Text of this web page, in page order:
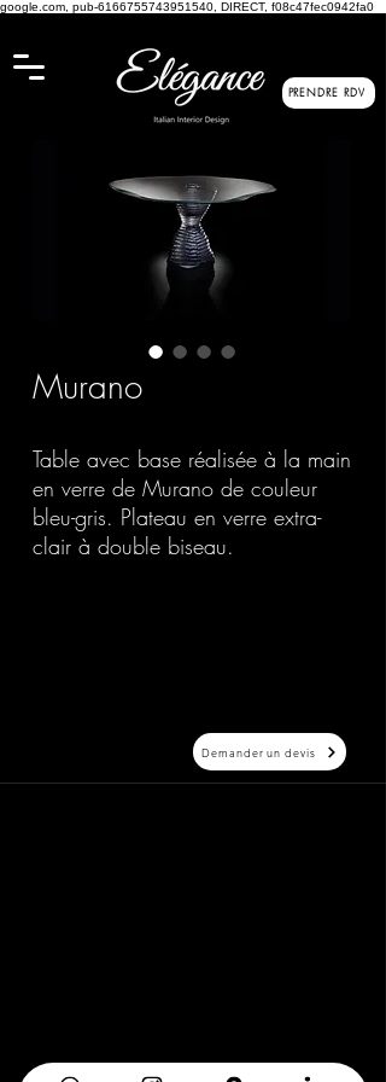
google.com, pub-6166755743951540, DIRECT, f08c47fec0942fa0
PRENDRE RDV
Murano
Table avec base réalisée à la main
en verre de Murano de couleur
bleu-gris. Plateau en verre extra-
clair à double biseau.
Demander un devis